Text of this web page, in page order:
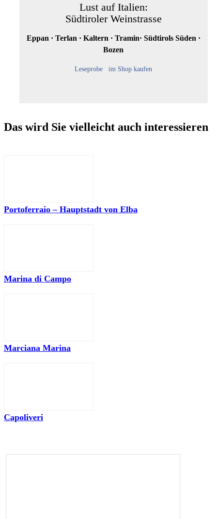
Lust auf Italien:
Südtiroler Weinstrasse
Eppan · Terlan · Kaltern · Tramin· Südtirols Süden ·
Bozen
Leseprobe im Shop kaufen
Das wird Sie vielleicht auch interessieren
Portoferraio – Hauptstadt von Elba
Marina di Campo
Marciana Marina
Capoliveri